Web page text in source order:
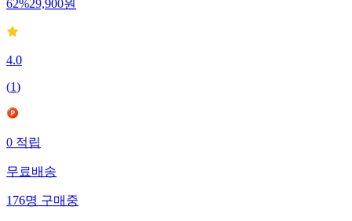
62%29,900원
4.0
(1)
0적립
무료배송
176명구매중